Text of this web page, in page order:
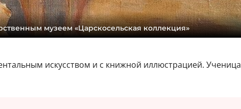
музеем «Царскосельская коллекция»
искусством и с книжной иллюстрацией. Ученица